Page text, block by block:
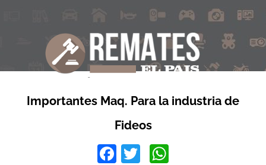
Importantes Maq. Para la industria de
Fideos
Facebook
Twitter